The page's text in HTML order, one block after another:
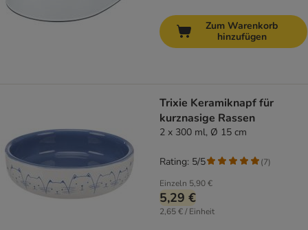
Zum Warenkorb
hinzufügen
Trixie Keramiknapf für
kurznasige Rassen
2 x 300 ml, Ø 15 cm
Einzeln 5,90 €
5,29 €
2,65 € / Einheit
Rating: 5/5 (7)